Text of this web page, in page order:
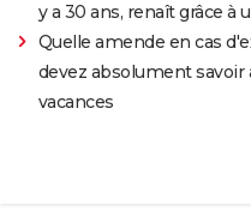
y a 30 ans, renaît grâce à
Quelle amende en cas
devez absolument savoir
vacances